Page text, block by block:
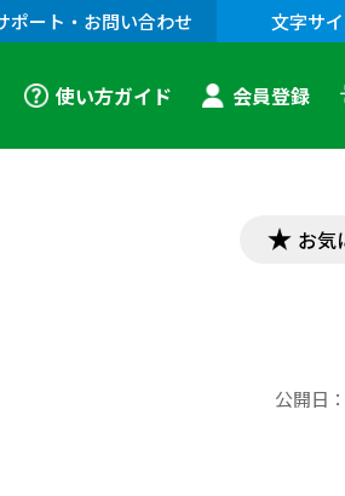
ポート・お問い合わせ 文字サ
使い方ガイド 会員登録
お気
公開日：